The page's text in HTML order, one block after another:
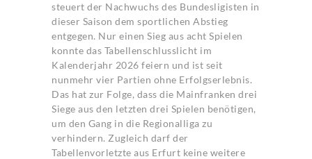
steuert der Nachwuchs des Bundesligisten in
dieser Saison dem sportlichen Abstieg
entgegen. Nur einen Sieg aus acht Spielen
konnte das Tabellenschlusslicht im
Kalenderjahr 2026 feiern und ist seit
nunmehr vier Partien ohne Erfolgserlebnis.
Das hat zur Folge, dass die Mainfranken drei
Siege aus den letzten drei Spielen benötigen,
um den Gang in die Regionalliga zu
verhindern. Zugleich darf der
Tabellenvorletzte aus Erfurt keine weitere